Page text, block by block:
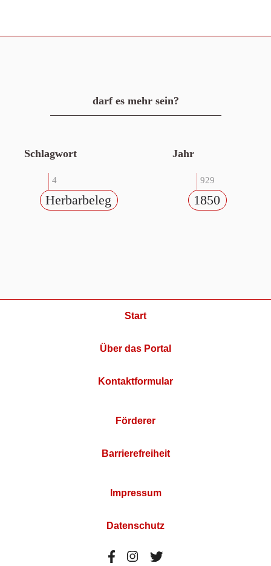
darf es mehr sein?
Schlagwort
4
Herbarbeleg
Jahr
929
1850
Start
Über das Portal
Kontaktformular
Förderer
Barrierefreiheit
Impressum
Datenschutz